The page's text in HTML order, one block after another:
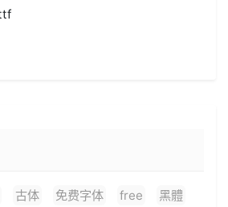
古体 免费字体 free 黑體